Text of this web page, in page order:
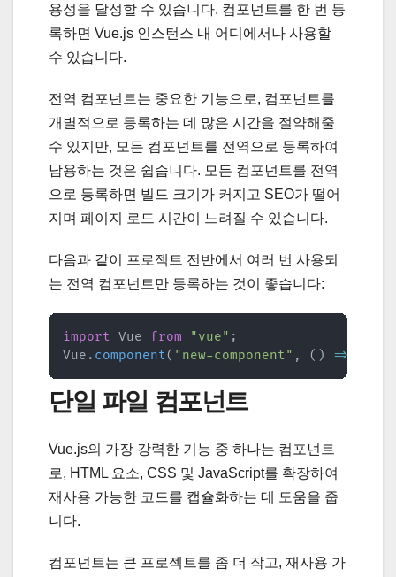
용성을 달성할 수 있습니다. 컴포넌트를 한 번 등
록하면 Vue.js 인스턴스 내 어디에서나 사용할
수 있습니다.
전역 컴포넌트는 중요한 기능으로, 컴포넌트를
개별적으로 등록하는 데 많은 시간을 절약해줄
수 있지만, 모든 컴포넌트를 전역으로 등록하여
남용하는 것은 쉽습니다. 모든 컴포넌트를 전역
으로 등록하면 빌드 크기가 커지고 SEO가 떨어
지며 페이지 로드 시간이 느려질 수 있습니다.
다음과 같이 프로젝트 전반에서 여러 번 사용되
는 전역 컴포넌트만 등록하는 것이 좋습니다:
import Vue from "vue" ;
Vue . component( "new-component" , ( ) =>
단일 파일 컴포넌트
Vue.js의 가장 강력한 기능 중 하나는 컴포넌트
로, HTML 요소, CSS 및 JavaScript를 확장하여
재사용 가능한 코드를 캡슐화하는 데 도움을 줍
니다.
컴포넌트는 큰 프로젝트를 좀 더 작고, 재사용 가